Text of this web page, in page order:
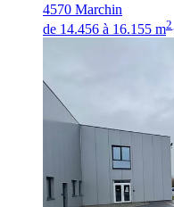
4570 Marchin
de 14.456 à 16.155 m2